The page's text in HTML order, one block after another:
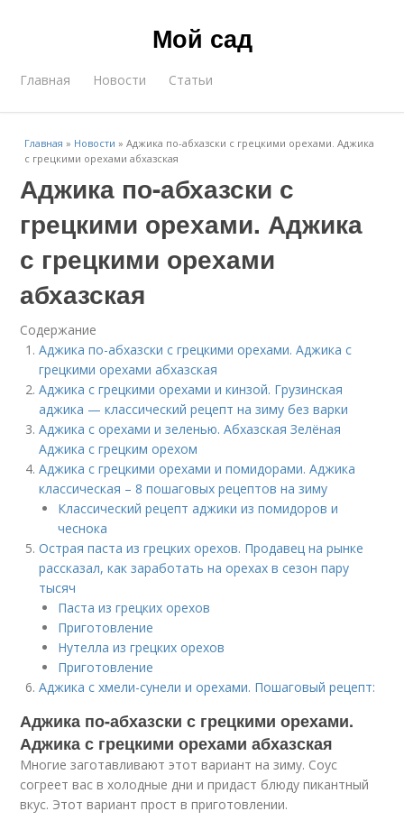
Мой сад
Главная Новости Статьи
Главная » Новости »Аджика по-абхазски с грецкими орехами. Аджика
с грецкими орехами абхазская
Аджика по-абхазски с
грецкими орехами. Аджика
с грецкими орехами
абхазская
Содержание
Аджика по-абхазски с грецкими орехами. Аджика с
грецкими орехами абхазская
Аджика с грецкими орехами и кинзой. Грузинская
аджика — классический рецепт на зиму без варки
Аджика с орехами и зеленью. Абхазская Зелёная
Аджика с грецким орехом
Аджика с грецкими орехами и помидорами. Аджика
классическая – 8 пошаговых рецептов на зиму
Классический рецепт аджики из помидоров и
чеснока
Острая паста из грецких орехов. Продавец на рынке
рассказал, как заработать на орехах в сезон пару
тысяч
Паста из грецких орехов
Приготовление
Нутелла из грецких орехов
Приготовление
Аджика с хмели-сунели и орехами. Пошаговый рецепт:
Аджика по-абхазски с грецкими орехами.
Аджика с грецкими орехами абхазская
Многие заготавливают этот вариант на зиму. Соус
согреет вас в холодные дни и придаст блюду пикантный
вкус. Этот вариант прост в приготовлении.